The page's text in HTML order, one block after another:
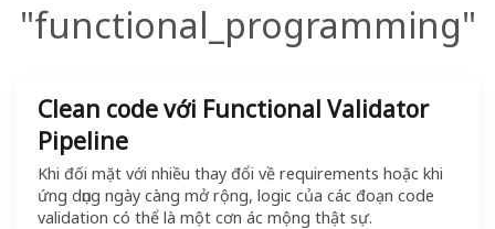
"functional_programming"
Clean code với Functional Validator
Pipeline
Khi đối mặt với nhiều thay đổi về requirements hoặc khi
ứng dụng ngày càng mở rộng, logic của các đoạn code
validation có thể là một cơn ác mộng thật sự.